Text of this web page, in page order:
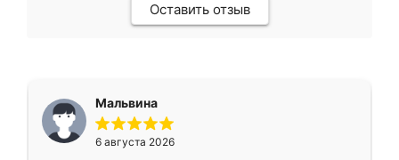
Оставить отзыв
Мальвина
6 августа 2026